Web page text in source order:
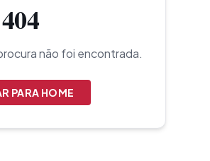
404
não foi encontrada.
PARA HOME